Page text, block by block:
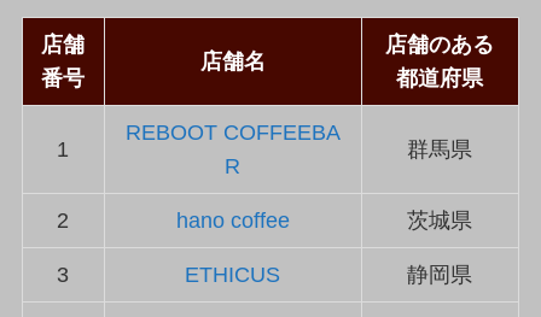
店舗
番号
店舗名
店舗のある
都道府県
1
REBOOT COFFEEBA
R
群馬県
2 hano coffee 茨城県
3 ETHICUS 静岡県